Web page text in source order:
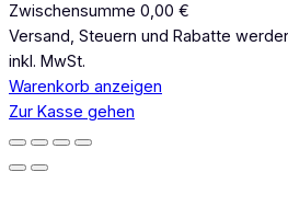
Produkte
im
Warenkorb
Zwischensumme 0,00 €
Versand, Steuern und Rabatte
inkl. MwSt.
Warenkorb anzeigen
Zur Kasse gehen